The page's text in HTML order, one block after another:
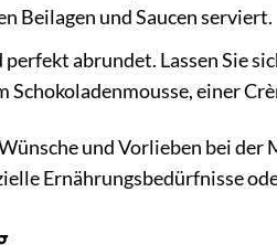
Beilagen und Saucen serviert.
abrundet. Lassen Sie
einer
und Vorlieben bei
Ernährungsbedürfnisse